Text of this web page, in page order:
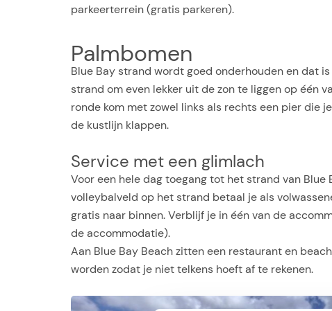
parkeerterrein (gratis parkeren).
Palmbomen
Blue Bay strand wordt goed onderhouden en dat
strand om even lekker uit de zon te liggen op één
ronde kom met zowel links als rechts een pier die
de kustlijn klappen.
Service met een glimlach
Voor een hele dag toegang tot het strand van
volleybalveld op het strand betaal je als
gratis naar binnen. Verblijf je in één van de
de accommodatie).
Aan Blue Bay Beach zitten een restaurant en
worden zodat je niet telkens hoeft af te rekenen.